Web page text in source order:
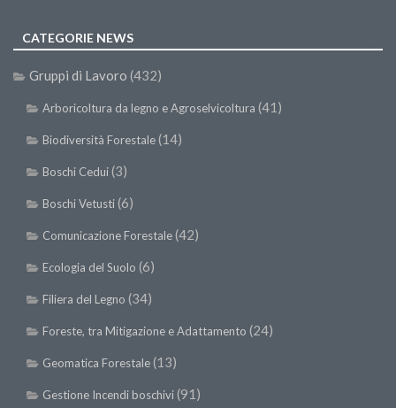
CATEGORIE NEWS
Gruppi di Lavoro (432)
Arboricoltura da legno e Agroselvicoltura (41)
Biodiversità Forestale(14)
Boschi Cedui(3)
Boschi Vetusti(6)
Comunicazione Forestale(42)
Ecologia del Suolo (6)
Filiera del Legno (34)
Foreste, tra Mitigazione e Adattamento (24)
Geomatica Forestale(13)
Gestione Incendi boschivi(91)